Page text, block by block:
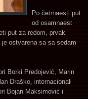
Po četrnaesti put
od osamnaest
put za redom, prvak
je ostvarena sa sa sedam
Borki Predojević, Marin
Draško, internacionali
Bojan Maksimović i